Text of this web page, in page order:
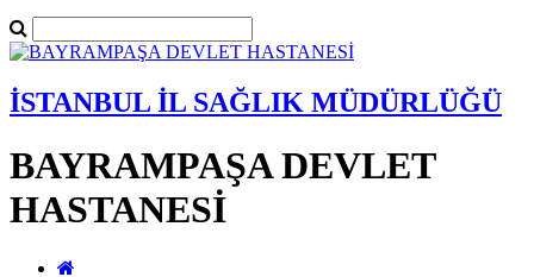
İSTANBUL İL SAĞLIK MÜDÜRLÜĞÜ
BAYRAMPAŞA DEVLET
HASTANESİ